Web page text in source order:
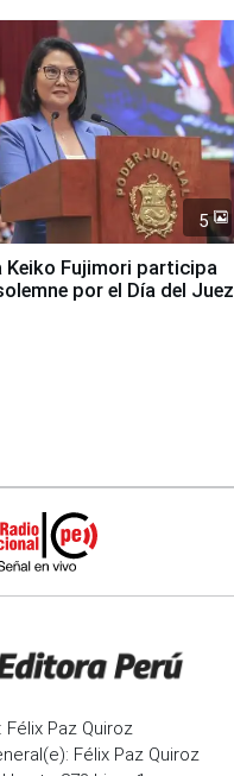
5
Keiko Fujimori participa
por el Día del Juez
Paz Quiroz
Félix Paz Quiroz